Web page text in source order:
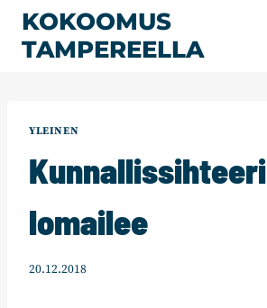
Siirry
sisältöön
KOKOOMUS
TAMPEREELLA
YLEINEN
Kunnallissihteeri
lomailee
20.12.2018